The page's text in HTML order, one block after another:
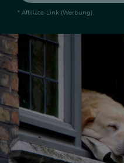
* Affiliate-Link (Werbung)